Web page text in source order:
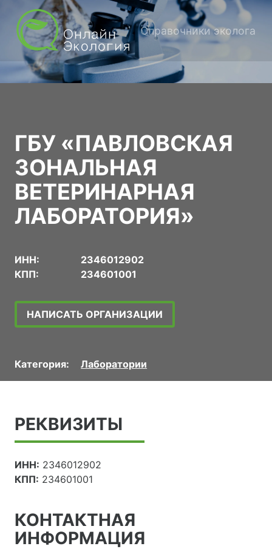
Справочники эколога
ГБУ «ПАВЛОВСКАЯ
ЗОНАЛЬНАЯ
ВЕТЕРИНАРНАЯ
ЛАБОРАТОРИЯ»
ИНН:
2346012902
КПП:
234601001
НАПИСАТЬ ОРГАНИЗАЦИИ
Категория: Лаборатории
РЕКВИЗИТЫ
ИНН: 2346012902
КПП: 234601001
КОНТАКТНАЯ
ИНФОРМАЦИЯ